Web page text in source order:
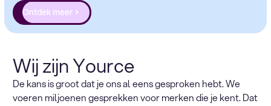
Ontdek meer
Wij zijn Yource
De kans is groot dat je ons al eens gesproken hebt. We
voeren miljoenen gesprekken voor merken die je kent. Dat